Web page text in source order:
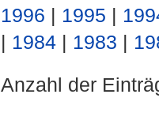
1996 | 1995 |
| 1984 | 1983 |
Anzahl der